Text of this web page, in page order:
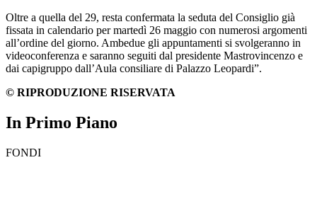
Oltre a quella del 29, resta confermata la seduta del Consiglio già
fissata in calendario per martedì 26 maggio con numerosi argomenti
all’ordine del giorno. Ambedue gli appuntamenti si svolgeranno in
videoconferenza e saranno seguiti dal presidente Mastrovincenzo e
dai capigruppo dall’Aula consiliare di Palazzo Leopardi”.
© RIPRODUZIONE RISERVATA
In Primo Piano
FONDI